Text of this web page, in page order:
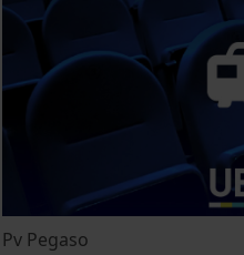
Pv Pegaso